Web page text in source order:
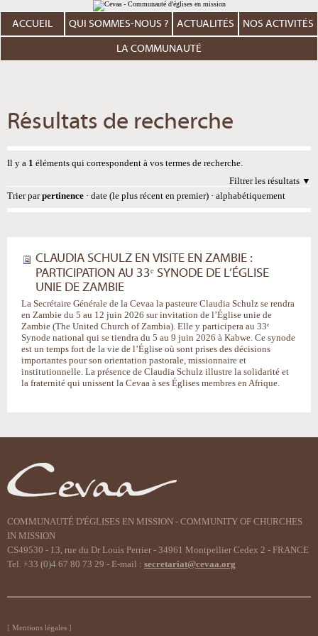
au
contenu.
Aller
personnels
ACCUEIL QUI SOMMES-NOUS ? ACTUALITÉS NOS ACTIVITÉS
LA COMMUNAUTÉ
Résultats de recherche
Il y a 1 éléments qui correspondent à vos termes de recherche.
Filtrer les résultats
Trier par pertinence · date (le plus récent en premier) · alphabétiquement
CLAUDIA SCHULZ EN VISITE EN ZAMBIE :
PARTICIPATION AU 33ᵉ SYNODE DE L’ÉGLISE
UNIE DE ZAMBIE
La Secrétaire Générale de la Cevaa la pasteure Claudia Schulz se rendra
en Zambie du 5 au 12 juin 2026 sur invitation de l’Église unie de
Zambie (The United Church of Zambia). Elle y participera au 33ᵉ
Synode national qui se tiendra du 5 au 9 juin 2026 à Kabwe. Ce synode
est un temps fort de la vie de l’Église où sont prises des décisions
importantes pour son orientation pastorale, missionnaire et
institutionnelle. La présence de Claudia Schulz illustre la solidarité et
la fraternité qui unissent la Cevaa à ses Églises membres en Afrique.
COMMUNAUTÉ D'ÉGLISES EN MISSION - COMMUNITY OF CHURCHES
IN MISSION
CS49530 - 13, rue du Dr Louis Perrier - 34961 Montpellier Cedex 2 - FRANCE
Tel. +33 (0)4 67 80 73 29 - E-mail : secretariat@cevaa.org
Mentions légales